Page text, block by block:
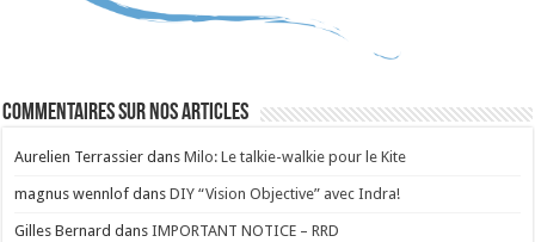
Commentaires sur nos articles
Aurelien Terrassier dansMilo: Le talkie-walkie pour le Kite
magnus wennlof dansDIY “Vision Objective” avec Indra!
Gilles Bernard dansIMPORTANT NOTICE – RRD